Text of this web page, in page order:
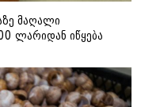
მაღალი
ლარიდან იწყება